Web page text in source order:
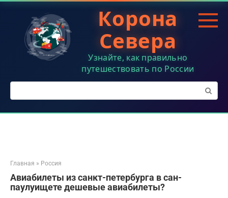
Перейти
контенту
Корона
Севера
Узнайте, как правильно
путешествовать по России
Поиск:
Главная » Россия
Авиабилеты из санкт-петербурга в сан-
паулуищете дешевые авиабилеты?